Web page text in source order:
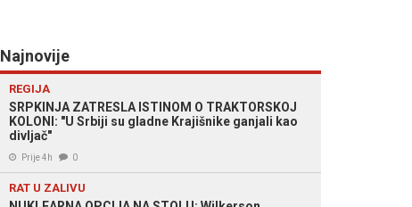
Najnovije
REGIJA
SRPKINJA ZATRESLA ISTINOM O TRAKTORSKOJ
KOLONI: "U Srbiji su gladne Krajišnike ganjali kao
divljač"
Prije 4h 0
RAT U ZALIVU